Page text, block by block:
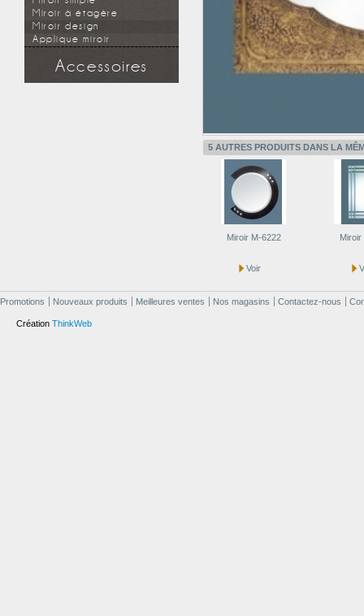
Miroir à étagère
Miroir design
Applique miroir
Accessoires
5 AUTRES PRODUITS DANS LA
Miroir M-6222
Voir
Miroir
Promotions Nouveaux produits Meilleures ventes Nos magasins Contactez-nous
Création ThinkWeb